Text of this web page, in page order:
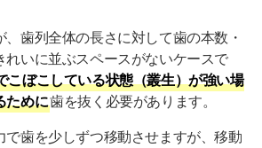
抜歯矯正、仕上がりに差はあります
ピース矯正を始めて、途中で抜歯が
ありますか？
、歯列全体の長さに対して歯の本数・
れいに並ぶスペースがないケースで
こぼこしている状態（叢生）が強い場
ために歯を抜く必要があります。
で歯を少しずつ移動させますが、移動